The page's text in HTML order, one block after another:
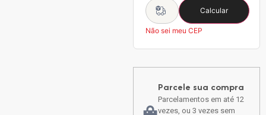
Calcular
Não sei meu CEP
Parcele sua compra
Parcelamentos em até 12
vezes, ou 3 vezes sem